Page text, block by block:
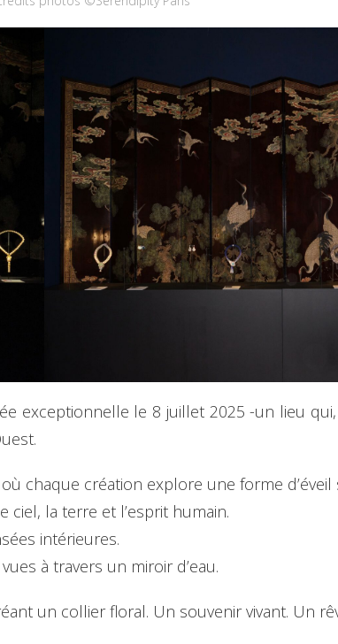
exceptionnelle le 8 juillet 2025 -un lieu
chaque création explore une forme
la terre et l’esprit humain.
intérieures.
à travers un miroir d’eau.
un collier floral. Un souvenir vivant. Un